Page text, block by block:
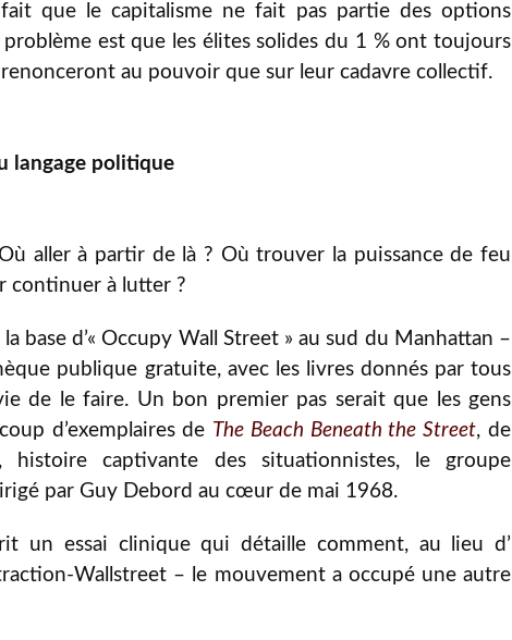
que le capitalisme ne fait pas partie des options
problème est que les élites solides du 1 % ont toujours
au pouvoir que sur leur cadavre collectif.
langage politique
aller à partir de là ? Où trouver la puissance de feu
continuer à lutter ?
base d’« Occupy Wall Street » au sud du Manhattan –
publique gratuite, avec les livres donnés par tous
de le faire. Un bon premier pas serait que les gens
d’exemplaires de The Beach Beneath the Street, de
histoire captivante des situationnistes, le groupe
par Guy Debord au cœur de mai 1968.
un essai clinique qui détaille comment, au lieu d’
Wallstreet – le mouvement a occupé une autre